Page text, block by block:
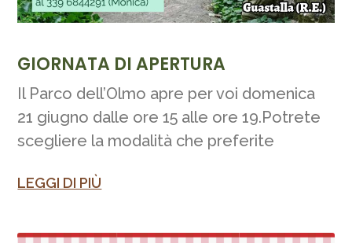
GIORNATA DI APERTURA
Il Parco dell’Olmo apre per voi domenica
21 giugno dalle ore 15 alle ore 19.Potrete
scegliere la modalità che preferite
LEGGI DI PIÙ